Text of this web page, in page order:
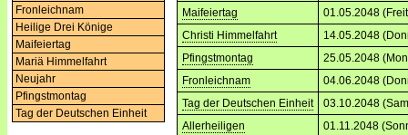
Fronleichnam
Heilige Drei Könige
Maifeiertag
Mariä Himmelfahrt
Neujahr
Pfingstmontag
Tag der Deutschen Einheit
Maifeiertag
01.05.2048
Christi Himmelfahrt
14.05.2048
Pfingstmontag
25.05.2048
Fronleichnam
04.06.2048
Tag der Deutschen Einheit
03.10.2048
Allerheiligen
01.11.2048